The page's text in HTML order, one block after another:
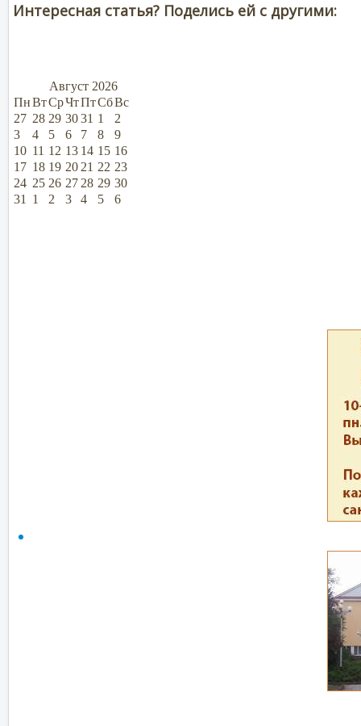
Интересная статья? Поделись ей с другими:
Август 2026
ПнВтСрЧтПтСбВс
27 28 29 3031 1
2
3
4 5 6 7 8
9
10 11 12 13 14 15 16
17 18 19 20 21 22 23
24 25 26 27 28 29 30
31
1 2 3 4 5 6